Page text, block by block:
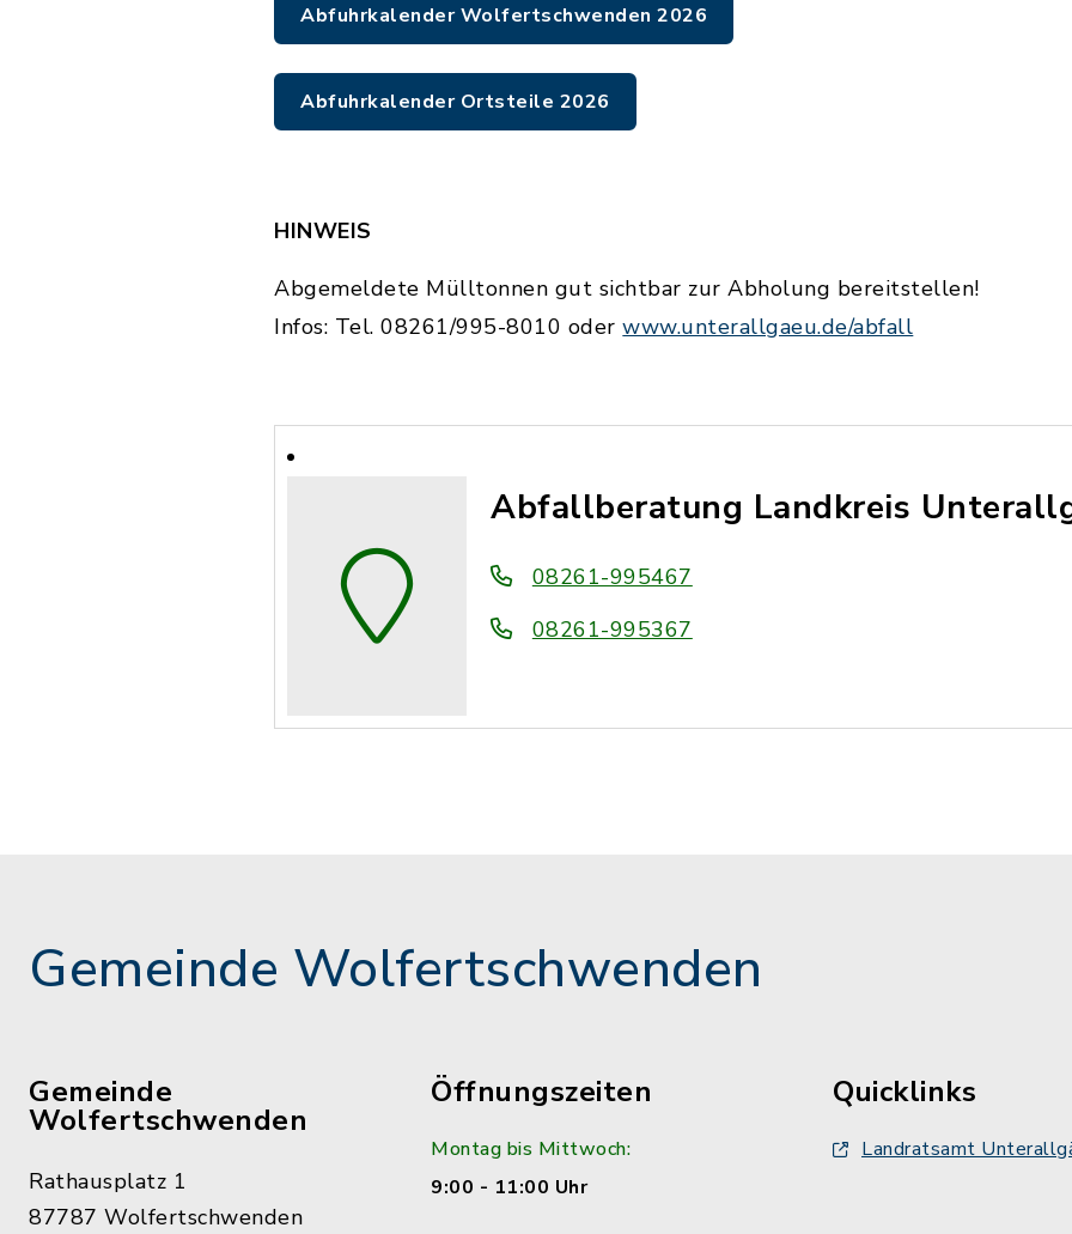
Abfuhrkalender Wolfertschwenden 2026
Abfuhrkalender Ortsteile 2026
HINWEIS
Abgemeldete Mülltonnen gut sichtbar zur Abholung bereitstellen!
Infos: Tel. 08261/995-8010 oderwww.unterallgaeu.de/abfall
Abfallberatung Landkreis
08261-995467
08261-995367
Gemeinde Wolfertschwenden
Gemeinde
Wolfertschwenden
Rathausplatz 1
87787 Wolfertschwenden
Öffnungszeiten
Montag bis Mittwoch:
9:00 - 11:00 Uhr
Quicklinks
Landratsamt